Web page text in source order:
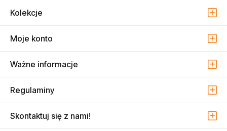
Kolekcje
Moje konto
Ważne informacje
Regulaminy
Skontaktuj się z nami!